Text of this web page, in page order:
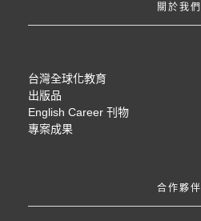
關於我們
台灣全球化教育
出版品
English Career 刊物
專案成果
合作夥伴